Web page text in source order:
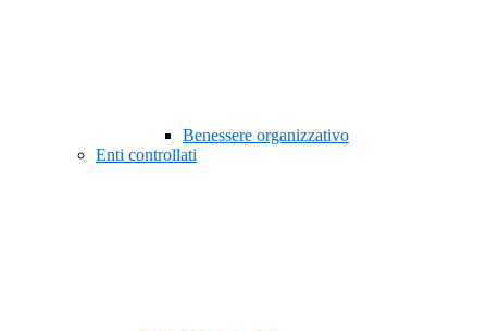
Benessere organizzativo
Enti controllati